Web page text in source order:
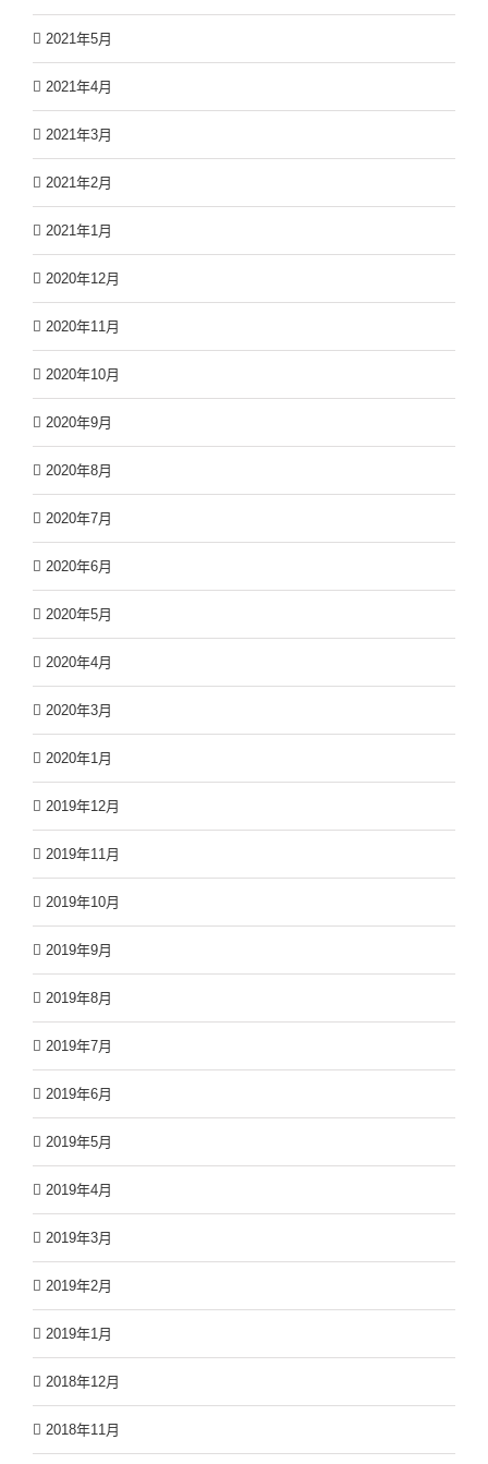
2021年5月
2021年4月
2021年3月
2021年2月
2021年1月
2020年12月
2020年11月
2020年10月
2020年9月
2020年8月
2020年7月
2020年6月
2020年5月
2020年4月
2020年3月
2020年1月
2019年12月
2019年11月
2019年10月
2019年9月
2019年8月
2019年7月
2019年6月
2019年5月
2019年4月
2019年3月
2019年2月
2019年1月
2018年12月
2018年11月